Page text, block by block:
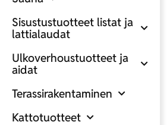
Sisustustuotteet listat ja
lattialaudat
Ulkoverhoustuotteet ja
aidat
Terassirakentaminen
Kattotuotteet